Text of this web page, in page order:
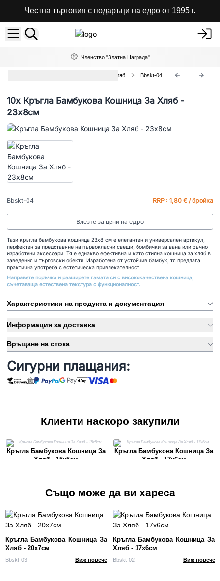
Честна търговия с подаръци на едро от 1995 г.
Членство "Златна Награда"
Кръгли Бамбукови Кошници За Хляб Bbskt-04
10x Кръгла Бамбукова Кошница За Хляб -
23x8см
Bbskt-04 RRP : 1,80 € / бройка
Влезте за цени на едро
Тази кръгла бамбукова кошница 23x8 см е елегантен и универсален артикул,
перфектен за представяне на първокласни свещи, бомбички за вана или ръчно
изработени аксесоари. Тя е еднакво ефективна и като стилна кошница за хляб в
заведения и търговски обекти. Изработена от устойчив бамбук, тя предлага
практична употреба с естетическа привлекателност.
Направете поръчка и разширете гамата си с висококачествена кошница,
съчетаваща естествена текстура с функционалност.
Характеристики на продукта и документация
Информация за доставка
Връщане на стока
Сигурни плащания:
Клиенти наскоро закупили
Кръгла Бамбукова Кошница За
Хляб - 15x5см
Кръгла Бамбукова Кошница За
Хляб - 17x6см
Също може да ви хареса
Кръгла Бамбукова Кошница За
Хляб - 20x7см
Bbskt-03 Виж повече
Кръгла Бамбукова Кошница За
Хляб - 17x6см
Bbskt-02 Виж повече